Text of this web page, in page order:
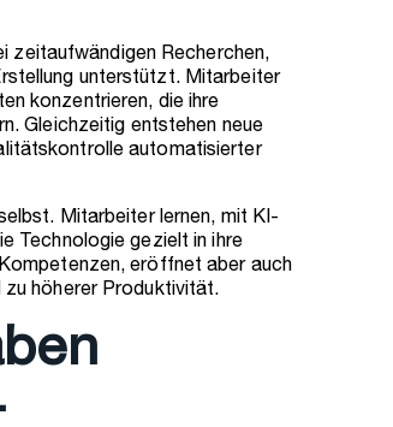
zeitaufwändigen Recherchen,
unterstützt. Mitarbeiter
konzentrieren, die ihre
Gleichzeitig entstehen neue
automatisierter
Mitarbeiter lernen, mit KI-
Technologie gezielt in ihre
eröffnet aber auch
zu höherer Produktivität.